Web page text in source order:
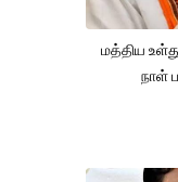
மத்திய
நாள்